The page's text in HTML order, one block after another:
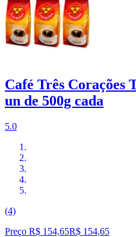
Café Três
un de 500g cada
5.0
(4)
Preço R$ 154,65R$ 154,65